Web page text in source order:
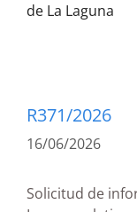
de La Laguna
R371/2026
16/06/2026
Solicitud de